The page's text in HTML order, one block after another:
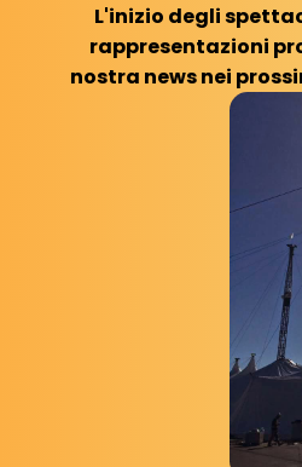
L'inizio degli
rappresentazioni
nostra news nei